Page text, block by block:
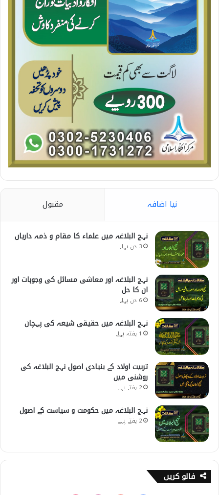
نیا اضافہ مقبول
نہج البلاغہ میں علماء کا مقام و ذمہ داریاں
3 دن پہلے
نہج البلاغہ اور معاشی مسائل کی وجوہات اور
ان کا حل
6 دن پہلے
نہج البلاغہ میں حقیقی شیعہ کی پہچان
1 ہفتہ پہلے
تربیت اولاد کے بنیادی اصول نہج البلاغہ کی
روشنی میں
2 ہفتے پہلے
نہج البلاغہ میں حکومت و سیاست کے اصول
2 ہفتے پہلے
فالو کریں